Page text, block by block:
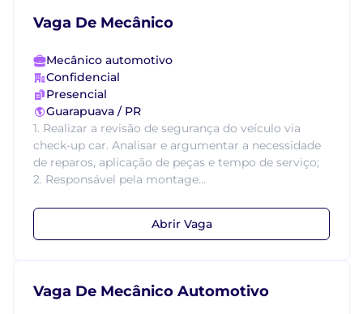
Vaga De Mecânico
Mecânico automotivo
Confidencial
Presencial
Guarapuava / PR
1. Realizar a revisão de segurança do veículo via
check-up car. Analisar e argumentar a necessidade
de reparos, aplicação de peças e tempo de serviço;
2. Responsável pela montage...
Abrir Vaga
Vaga De Mecânico Automotivo